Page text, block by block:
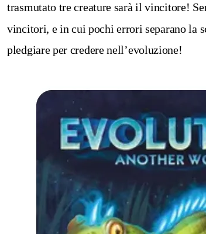
trasmutato tre creature sarà il vincitore!
vincitori, e in cui pochi errori separano la
pledgiare per credere nell’evoluzione!